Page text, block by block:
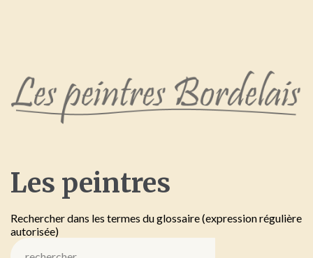
Les peintres
Rechercher dans les termes du glossaire (expression régulière
autorisée)